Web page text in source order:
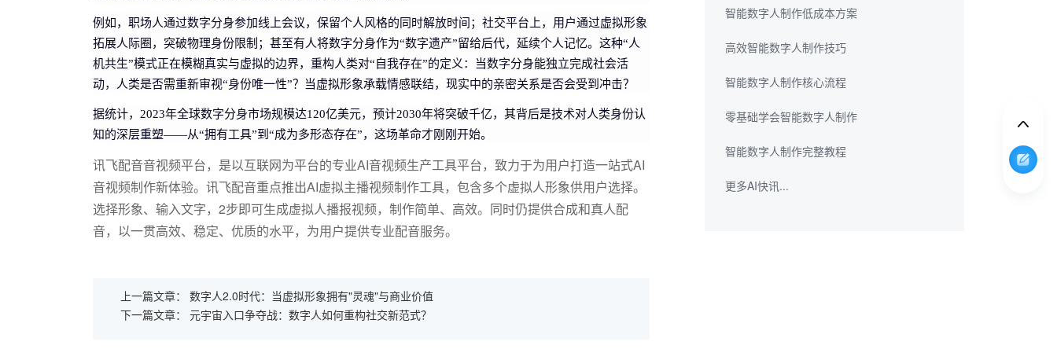
例如，职场人通过数字分身参加线上会议，保留个人风格的同时解放时间；社交平台上，用户通过虚拟形象
拓展人际圈，突破物理身份限制；甚至有人将数字分身作为“数字遗产”留给后代，延续个人记忆。这种“人
机共生”模式正在模糊真实与虚拟的边界，重构人类对“自我存在”的定义：当数字分身能独立完成社会活
动，人类是否需重新审视“身份唯一性”？当虚拟形象承载情感联结，现实中的亲密关系是否会受到冲击？
据统计，2023年全球数字分身市场规模达120亿美元，预计2030年将突破千亿，其背后是技术对人类身份认
知的深层重塑——从“拥有工具”到“成为多形态存在”，这场革命才刚刚开始。
讯飞配音音视频平台，是以互联网为平台的专业AI音视频生产工具平台，致力于为用户打造一站式AI
音视频制作新体验。讯飞配音重点推出AI虚拟主播视频制作工具，包含多个虚拟人形象供用户选择。
选择形象、输入文字，2步即可生成虚拟人播报视频，制作简单、高效。同时仍提供合成和真人配
音，以一贯高效、稳定、优质的水平，为用户提供专业配音服务。
上一篇文章： 数字人2.0时代：当虚拟形象拥有"灵魂"与商业价值
下一篇文章： 元宇宙入口争夺战：数字人如何重构社交新范式？
智能数字人制作低成本方案
高效智能数字人制作技巧
智能数字人制作核心流程
零基础学会智能数字人制作
智能数字人制作完整教程
更多AI快讯...